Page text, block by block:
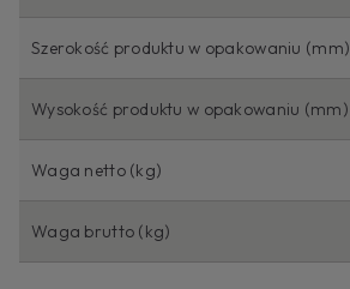
Szerokość produktu w opakowaniu (mm)
Wysokość produktu w opakowaniu (mm)
Waga netto (kg)
Waga brutto (kg)